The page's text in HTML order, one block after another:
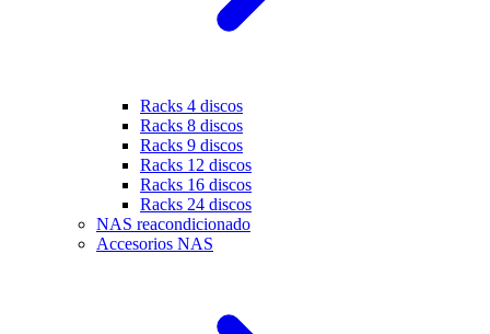
Racks 4 discos
Racks 8 discos
Racks 9 discos
Racks 12 discos
Racks 16 discos
Racks 24 discos
NAS reacondicionado
Accesorios NAS